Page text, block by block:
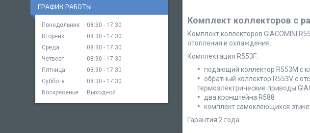
Комплект коллекторов с
Комплект коллекторов GIACOMINI
отопления и охлаждения.
Комплектация R553F:
подающий коллектор R553M с
обратный коллектор R553V с
термоэлектрические приводы
два кронштейна R588
комплект самоклеющихся
Гарантия 2 года
ГРАФИК РАБОТЫ
Понедельник 08:30
17:30
Вторник
08:30
17:30
Среда
08:30
17:30
Четверг
08:30
17:30
Пятница
08:30
17:30
Суббота
08:30
17:30
Воскресенье
Выходной